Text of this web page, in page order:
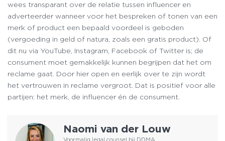
wees transparant over de relatie tussen influencer en
adverteerder wanneer voor het bespreken of tonen van een
merk of product een bepaald voordeel is geboden
(vergoeding in geld of natura, zoals een gratis product). Of
dit nu via YouTube, Instagram, Facebook of Twitter is; de
consument moet gemakkelijk kunnen begrijpen dat het om
reclame gaat. Door hier open en eerlijk over te zijn wordt
het vertrouwen in reclame vergroot. Dat is positief voor alle
partijen: het merk, de influencer én de consument.
Naomi van der Louw
Voormalig legal counsel bij DDMA